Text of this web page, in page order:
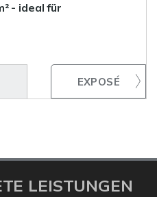
- ideal für
LEISTUNGEN